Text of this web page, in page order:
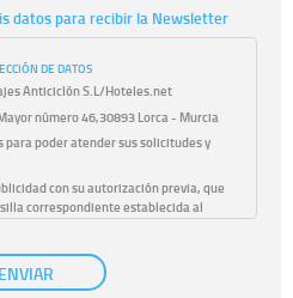
datos para recibir la Newsletter
DE DATOS
Anticiclón S.L/Hoteles.net
número 46,30893 Lorca - Murcia
para poder atender sus solicitudes y
con su autorización previa, que
correspondiente establecida al
sus datos con su consentimiento
la casilla correspondiente
ENVIAR